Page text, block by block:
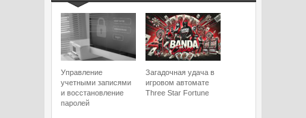
Управление
учетными записями
и восстановление
паролей
Загадочная удача в
игровом автомате
Three Star Fortune